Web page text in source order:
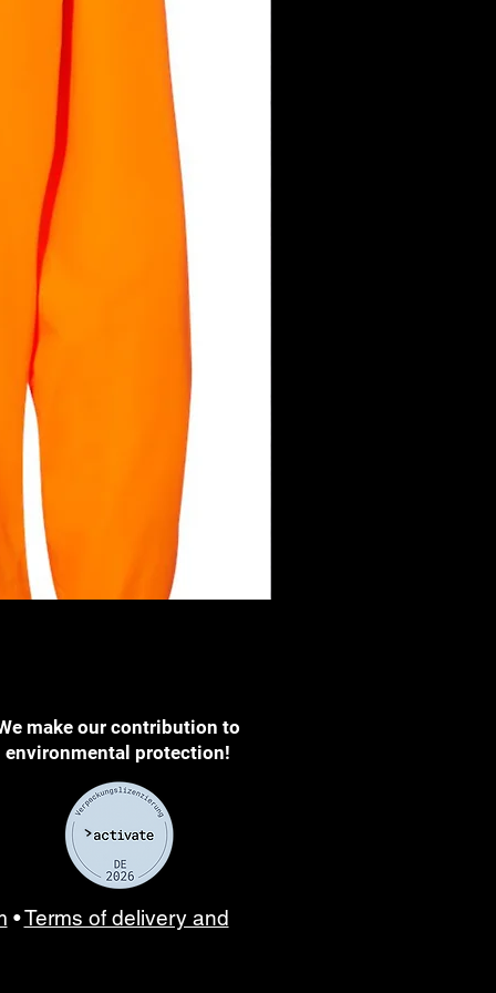
make our contribution to
environmental protection!
•Terms of delivery and